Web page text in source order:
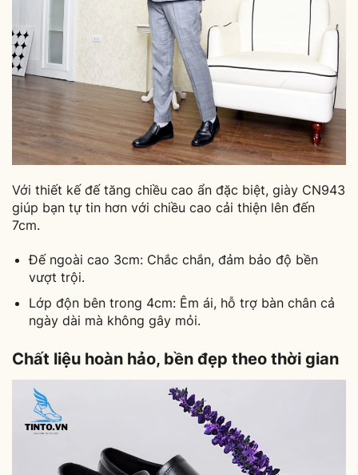
Với thiết kế đế tăng chiều cao ẩn đặc biệt, giày CN943
giúp bạn tự tin hơn với chiều cao cải thiện lên đến
7cm.
Đế ngoài cao 3cm: Chắc chắn, đảm bảo độ bền
vượt trội.
Lớp độn bên trong 4cm: Êm ái, hỗ trợ bàn chân cả
ngày dài mà không gây mỏi.
Chất liệu hoàn hảo, bền đẹp theo thời gian